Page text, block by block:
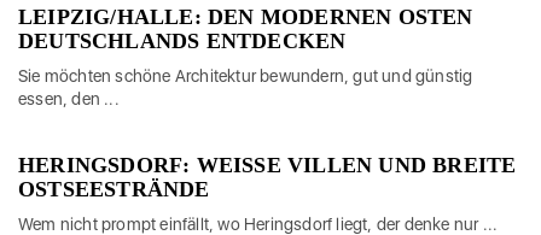
LEIPZIG/HALLE: DEN MODERNEN OSTEN
DEUTSCHLANDS ENTDECKEN
Sie möchten schöne Architektur bewundern, gut und günstig
essen, den ...
HERINGSDORF: WEISSE VILLEN UND BREITE O
STSEESTRÄNDE
Wem nicht prompt einfällt, wo Heringsdorf liegt, der denke nur ...